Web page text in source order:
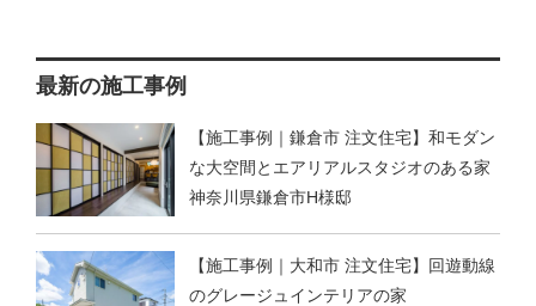
最新の施工事例
【施工事例｜鎌倉市 注文住宅】和モダン
な大空間とエアリアルスタジオのある家
神奈川県鎌倉市H様邸
【施工事例｜大和市 注文住宅】回遊動線
のグレージュインテリアの家